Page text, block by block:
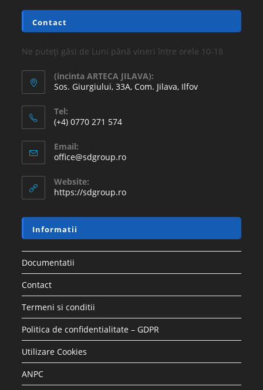
Contact
Ne puteți găsi de Luni până vineri între orele 10-18
(incinta ARTECA JILAVA):
Sos. Giurgiului, 33A, Com. Jilava, Ilfov
Tel:
(+4) 0770 271 574
Email:
office@sdgroup.ro
Website:
https://sdgroup.ro
Informatii
Documentatii
Contact
Termeni si conditii
Politica de confidentialitate – GDPR
Utilizare Cookies
ANPC